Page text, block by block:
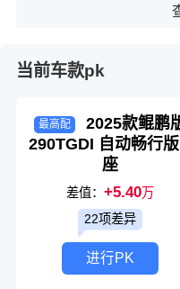
当前车款pk
最高配
2025款鲲鹏
290TGDI 自动畅行
座
差值：+5.40万
22项差异
进行PK